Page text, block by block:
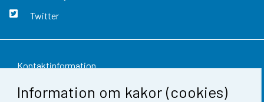
Information om kakor (cookies)
Twitter
Kontaktinformation
Respons